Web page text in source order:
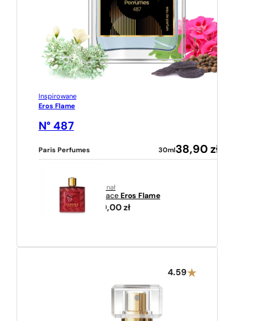
Inspirowane
Eros Flame
N° 487
Paris Perfumes 30ml38,90 zł
oryginał
Versace Eros Flame
389,00 zł
4.59